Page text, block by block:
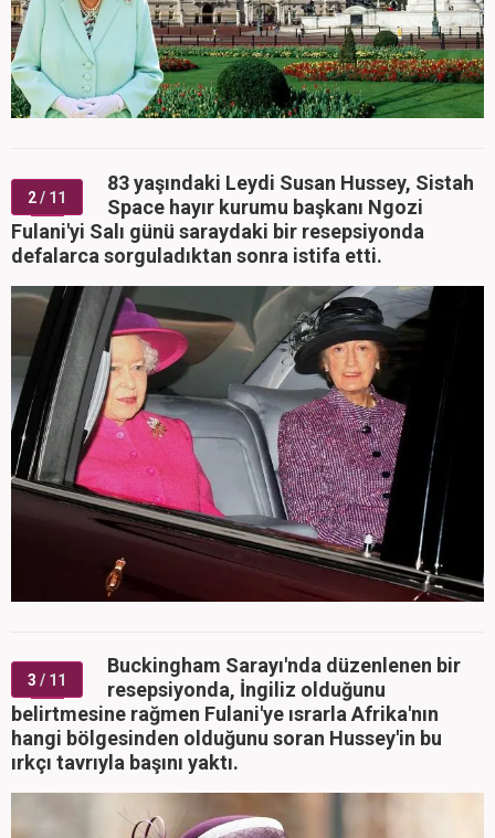
2/ 11
83 yaşındaki Leydi Susan Hussey, Sistah
Space hayır kurumu başkanı Ngozi
Fulani'yi Salı günü saraydaki bir resepsiyonda
defalarca sorguladıktan sonra istifa etti.
3 / 11
Buckingham Sarayı'nda düzenlenen bir
resepsiyonda, İngiliz olduğunu
belirtmesine rağmen Fulani'ye ısrarla Afrika'nın
hangi bölgesinden olduğunu soran Hussey'in bu
ırkçı tavrıyla başını yaktı.